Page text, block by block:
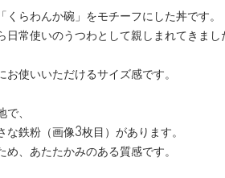
らわんか碗」をモチーフにした丼です。
日常使いのうつわとして親しまれてきまし
使いいただけるサイズ感です。
、
鉄粉（画像3枚目）があります。
、あたたかみのある質感です。